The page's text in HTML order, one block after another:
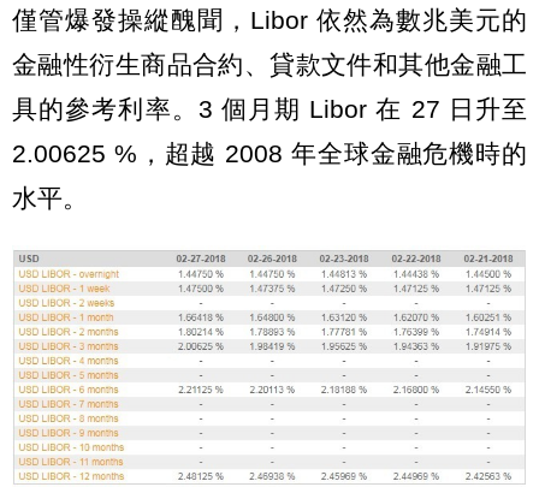
僅管爆發操縱醜聞，Libor 依然為數兆美元的
金融性衍生商品合約、貸款文件和其他金融工
具的參考利率。3 個月期 Libor 在 27 日升至
2.00625 %，超越 2008 年全球金融危機時的
水平。